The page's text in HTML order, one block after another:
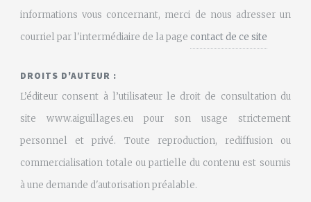
informations vous concernant, merci de nous adresser un
courriel par l'intermédiaire de la page contact de ce site
DROITS D'AUTEUR :
L’éditeur consent à l’utilisateur le droit de consultation du
site www.aiguillages.eu pour son usage strictement
personnel et privé. Toute reproduction, rediffusion ou
commercialisation totale ou partielle du contenu est soumis
à une demande d'autorisation préalable.